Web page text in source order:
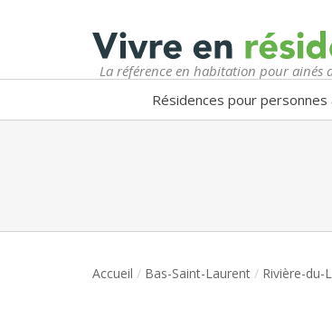
La référence en habitation pour ainés
Résidences pour personnes
Accueil / Bas-Saint-Laurent / Rivière-du-